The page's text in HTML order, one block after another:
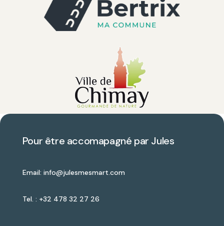
Pour être accomapagné par Jules
Email: info@julesmesmart.com
Tel. : +32 478 32 27 26